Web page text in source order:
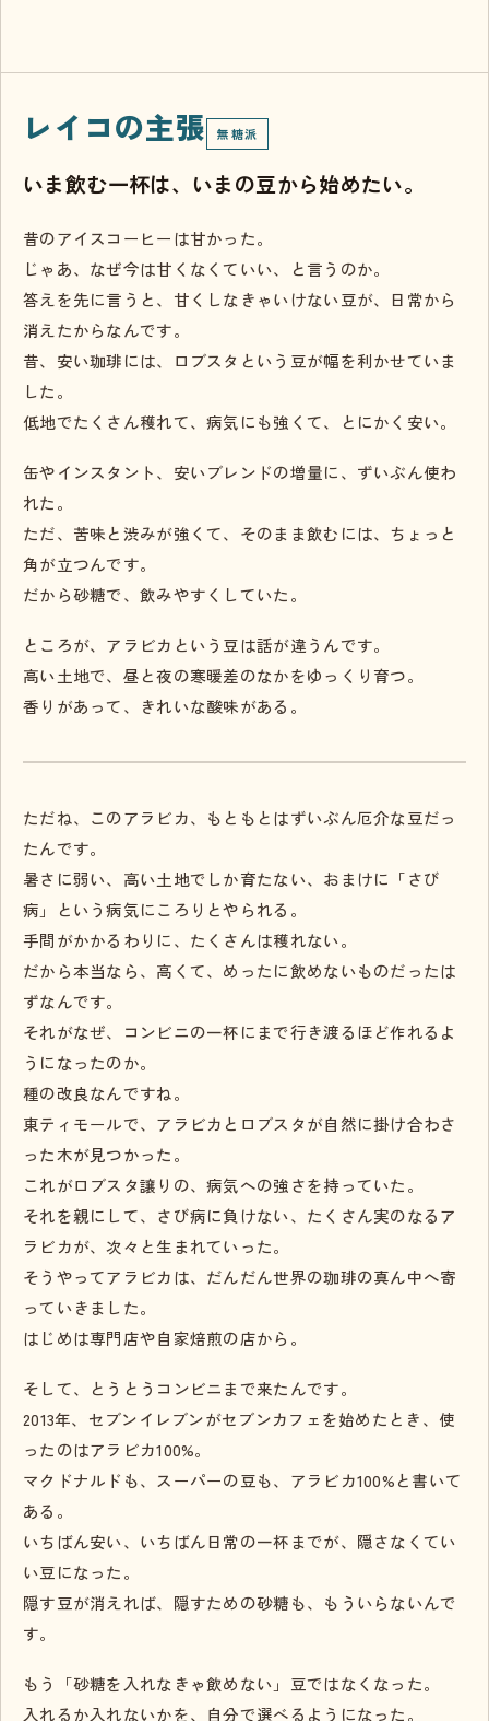
レイコの主張 無糖派
いま飲む一杯は、いまの豆から始めたい。
昔のアイスコーヒーは甘かった。
じゃあ、なぜ今は甘くなくていい、と言うのか。
答えを先に言うと、甘くしなきゃいけない豆が、日常から
消えたからなんです。
昔、安い珈琲には、ロブスタという豆が幅を利かせていま
した。
低地でたくさん穫れて、病気にも強くて、とにかく安い。
缶やインスタント、安いブレンドの増量に、ずいぶん使わ
れた。
ただ、苦味と渋みが強くて、そのまま飲むには、ちょっと
角が立つんです。
だから砂糖で、飲みやすくしていた。
ところが、アラビカという豆は話が違うんです。
高い土地で、昼と夜の寒暖差のなかをゆっくり育つ。
香りがあって、きれいな酸味がある。
ただね、このアラビカ、もともとはずいぶん厄介な豆だっ
たんです。
暑さに弱い、高い土地でしか育たない、おまけに「さび
病」という病気にころりとやられる。
手間がかかるわりに、たくさんは穫れない。
だから本当なら、高くて、めったに飲めないものだったは
ずなんです。
それがなぜ、コンビニの一杯にまで行き渡るほど作れるよ
うになったのか。
種の改良なんですね。
東ティモールで、アラビカとロブスタが自然に掛け合わさ
った木が見つかった。
これがロブスタ譲りの、病気への強さを持っていた。
それを親にして、さび病に負けない、たくさん実のなるア
ラビカが、次々と生まれていった。
そうやってアラビカは、だんだん世界の珈琲の真ん中へ寄
っていきました。
はじめは専門店や自家焙煎の店から。
そして、とうとうコンビニまで来たんです。
2013年、セブンイレブンがセブンカフェを始めたとき、使
ったのはアラビカ100%。
マクドナルドも、スーパーの豆も、アラビカ100%と書いて
ある。
いちばん安い、いちばん日常の一杯までが、隠さなくてい
い豆になった。
隠す豆が消えれば、隠すための砂糖も、もういらないんで
す。
もう「砂糖を入れなきゃ飲めない」豆ではなくなった。
入れるか入れないかを、自分で選べるようになった。